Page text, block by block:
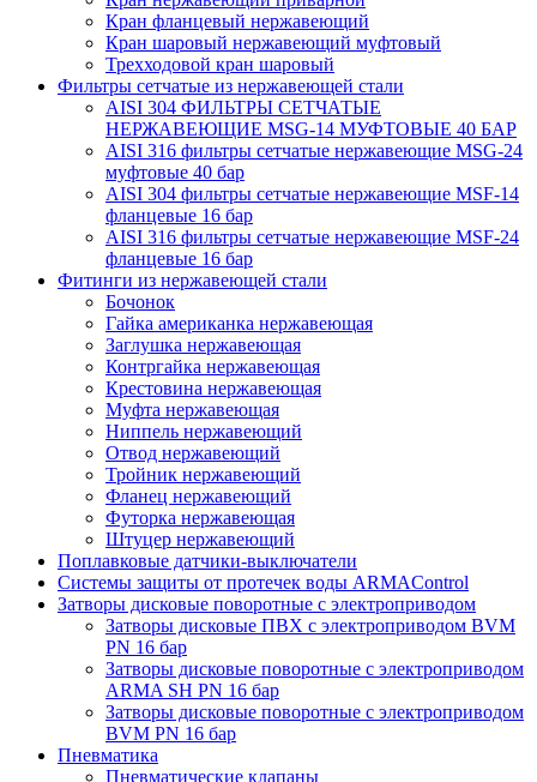
Кран фланцевый нержавеющий
Кран шаровый нержавеющий муфтовый
Трехходовой кран шаровый
Фильтры сетчатые из нержавеющей стали
AISI 304 ФИЛЬТРЫ СЕТЧАТЫЕ
НЕРЖАВЕЮЩИЕ MSG-14 МУФТОВЫЕ 40 БАР
AISI 316 фильтры сетчатые нержавеющие MSG-24
муфтовые 40 бар
AISI 304 фильтры сетчатые нержавеющие MSF-14
фланцевые 16 бар
AISI 316 фильтры сетчатые нержавеющие MSF-24
фланцевые 16 бар
Фитинги из нержавеющей стали
Бочонок
Гайка американка нержавеющая
Заглушка нержавеющая
Контргайка нержавеющая
Крестовина нержавеющая
Муфта нержавеющая
Ниппель нержавеющий
Отвод нержавеющий
Тройник нержавеющий
Фланец нержавеющий
Футорка нержавеющая
Штуцер нержавеющий
Поплавковые датчики-выключатели
Системы защиты от протечек воды ARMAControl
Затворы дисковые поворотные с электроприводом
Затворы дисковые ПВХ с электроприводом BVM
PN 16 бар
Затворы дисковые поворотные с электроприводом
ARMA SH PN 16 бар
Затворы дисковые поворотные с электроприводом
BVM PN 16 бар
Пневматика
Пневматические клапаны